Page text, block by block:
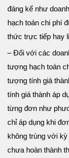
đáng kể như
hạch toán chi phí
thức trực tiếp hay
– Đối với các
tượng hạch toán
tượng tính giá
tính giá thành áp
từng đơn như
chỉ áp dụng khi
không trùng với
chưa hoàn thành